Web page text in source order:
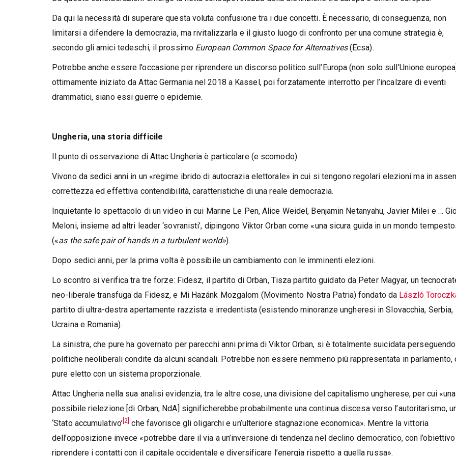
Da qui la necessità di superare questa voluta confusione tra i due concetti. È necessario, di conseguenza, non
limitarsi a difendere la democrazia, ma rivitalizzarla e il giusto luogo di confronto per una comune strategia è,
secondo gli amici tedeschi, il prossimo European Common Space for Alternatives(Ecsa).
Potrebbe anche essere l’occasione per riprendere un discorso politico sull’Europa (non solo sull’Unione
ottimamente iniziato da Attac Germania nel 2018 a Kassel, poi forzatamente interrotto per l’incalzare di eventi
drammatici, siano essi guerre o epidemie.
Ungheria, una storia difficile
Il punto di osservazione di Attac Ungheria è particolare (e scomodo).
Vivono da sedici anni in un «regime ibrido di autocrazia elettorale» in cui si tengono regolari elezioni ma in
correttezza ed effettiva contendibilità, caratteristiche di una reale democrazia.
Inquietante lo spettacolo di un video in cui Marine Le Pen, Alice Weidel, Benjamin Netanyahu, Javier Milei e …
Meloni, insieme ad altri leader ‘sovranisti’, dipingono Viktor Orban come «una sicura guida in un mondo
(«as the safe pair of hands in a turbulent world»).
Dopo sedici anni, per la prima volta è possibile un cambiamento con le imminenti elezioni.
Lo scontro si verifica tra tre forze: Fidesz, il partito di Orban, Tisza partito guidato da Peter Magyar, un
neo-liberale transfuga da Fidesz, e Mi Hazánk Mozgalom (Movimento Nostra Patria) fondato da László
partito di ultra-destra apertamente razzista e irredentista (esistendo minoranze ungheresi in Slovacchia, Serbia,
Ucraina e Romania).
La sinistra, che pure ha governato per parecchi anni prima di Viktor Orban, si è totalmente suicidata perseguendo
politiche neoliberali condite da alcuni scandali. Potrebbe non essere nemmeno più rappresentata in parlamento,
pure eletto con un sistema proporzionale.
Attac Ungheria nella sua analisi evidenzia, tra le altre cose, una divisione del capitalismo ungherese, per cui «una
possibile rielezione [di Orban, NdA] significherebbe probabilmente una continua discesa verso l’autoritarismo,
‘Stato accumulativo’ [2] che favorisce gli oligarchi e un’ulteriore stagnazione economica». Mentre la vittoria
dell’opposizione invece «potrebbe dare il via a un’inversione di tendenza nel declino democratico, con
riprendere i contatti con il capitale occidentale e diversificare l’energia rispetto a quella russa».